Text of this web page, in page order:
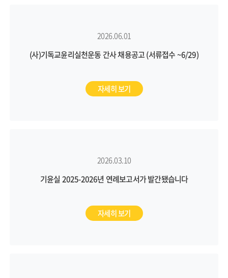
2026.06.01
(사)기독교윤리실천운동 간사 채용공고 (서류접수 ~6/29)
자세히 보기
2026.03.10
기윤실 2025-2026년 연례보고서가 발간됐습니다
자세히 보기